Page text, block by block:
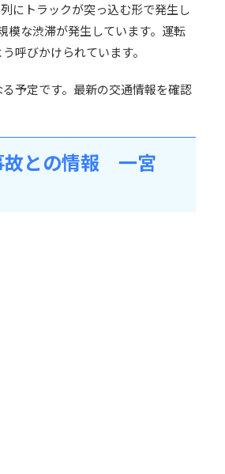
にトラックが突っ込む形で発生し
模な渋滞が発生しています。運転
呼びかけられています。
予定です。最新の交通情報を確認
故との情報 一宮